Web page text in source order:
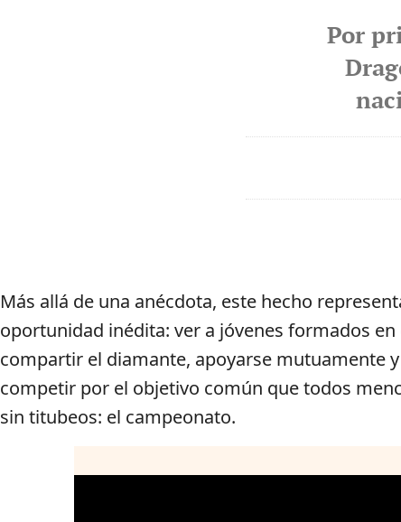
Por
Más allá de una anécdota, este hecho
oportunidad inédita: ver a jóvenes formados en
compartir el diamante, apoyarse mutuamente y
competir por el objetivo común que todos
sin titubeos: el campeonato.